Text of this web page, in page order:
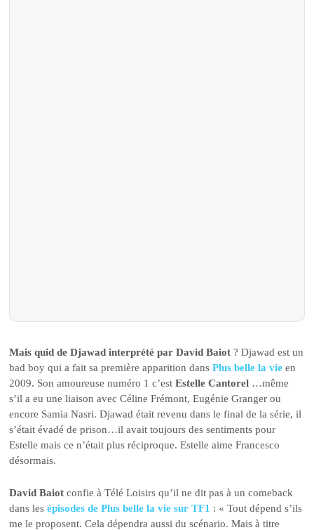
Mais quid de Djawad interprété par David Baiot? Djawad est un
bad boy qui a fait sa première apparition dansPlus belle la vie en
2009. Son amoureuse numéro 1 c’estEstelle Cantorel …même
s’il a eu une liaison avec Céline Frémont, Eugénie Granger ou
encore Samia Nasri. Djawad était revenu dans le final de la série, il
s’était évadé de prison…il avait toujours des sentiments pour
Estelle mais ce n’était plus réciproque. Estelle aime Francesco
désormais.
David Baiot confie à Télé Loisirs qu’il ne dit pas à un comeback
dans lesépisodes de Plus belle la vie sur TF1 : « Tout dépend s’ils
me le proposent. Cela dépendra aussi du scénario. Mais à titre